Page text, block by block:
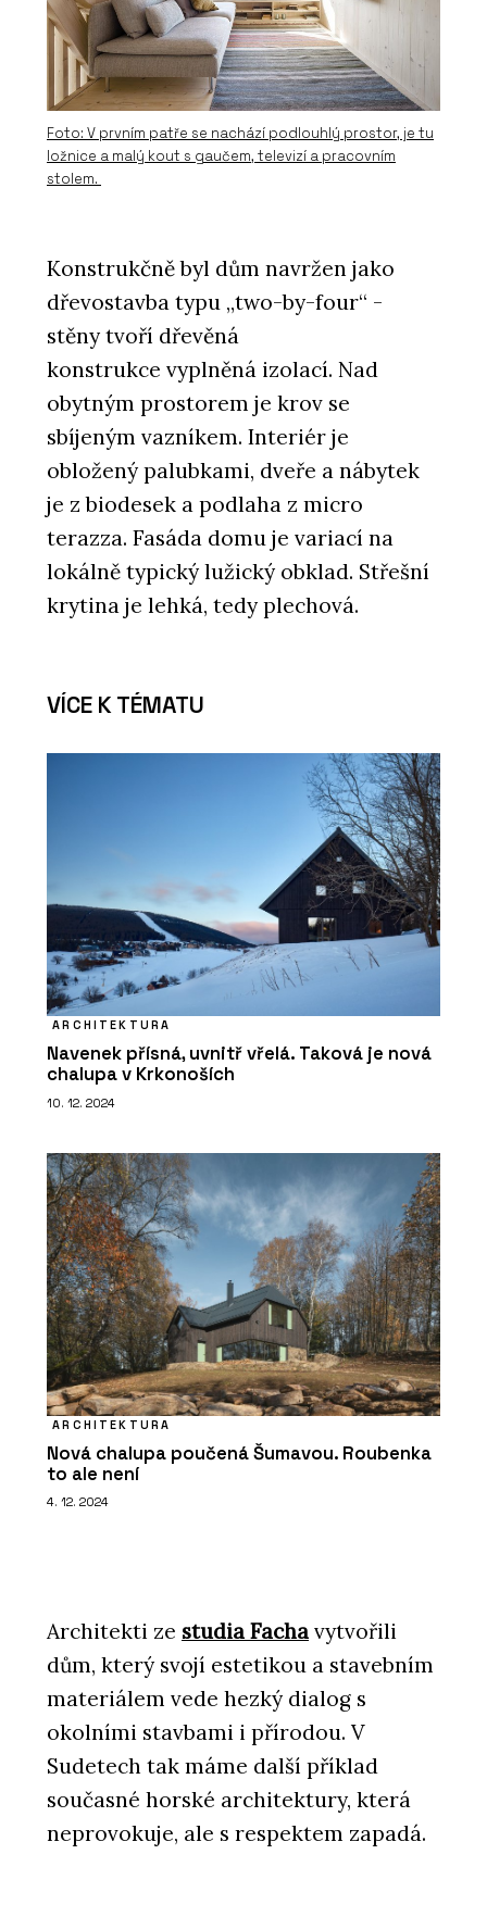
mmcité
ČLÁNKY
UFO: Přístřešek připravený na přistání
ve veřejném prostoru
revitalizaci doplnila lavička o délce
120 metrů
ČLÁNKY
Italské městečko, kde se historie
potkává s designem
Foto: V prvním patře se nachází podlouhlý prostor, je tu
ložnice a malý kout s gaučem, televizí a pracovním
stolem.
Konstrukčně byl dům navržen jako
dřevostavba typu „two-by-four“ -
stěny tvoří dřevěná
konstrukce vyplněná izolací. Nad
obytným prostorem je krov se
sbíjeným vazníkem. Interiér je
obložený palubkami, dveře a nábytek
je z biodesek a podlaha z micro
terazza. Fasáda domu je variací na
lokálně typický lužický obklad. Střešní
krytina je lehká, tedy plechová.
VÍCE K TÉMATU
ARCHITEKTURA
Navenek přísná, uvnitř vřelá. Taková je nová
chalupa v Krkonoších
10. 12. 2024
ARCHITEKTURA
Nová chalupa poučená Šumavou. Roubenka
to ale není
4. 12. 2024
Architekti ze studia Facha vytvořili
dům, který svojí estetikou a stavebním
materiálem vede hezký dialog s
okolními stavbami i přírodou. V
Sudetech tak máme další příklad
současné horské architektury, která
neprovokuje, ale s respektem zapadá.